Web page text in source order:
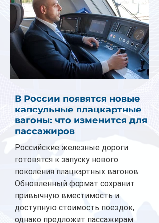
В России появятся новые
капсульные плацкартные
вагоны: что изменится для
пассажиров
Российские железные дороги
готовятся к запуску нового
поколения плацкартных вагонов.
Обновленный формат сохранит
привычную вместимость и
доступную стоимость поездок,
однако предложит пассажирам